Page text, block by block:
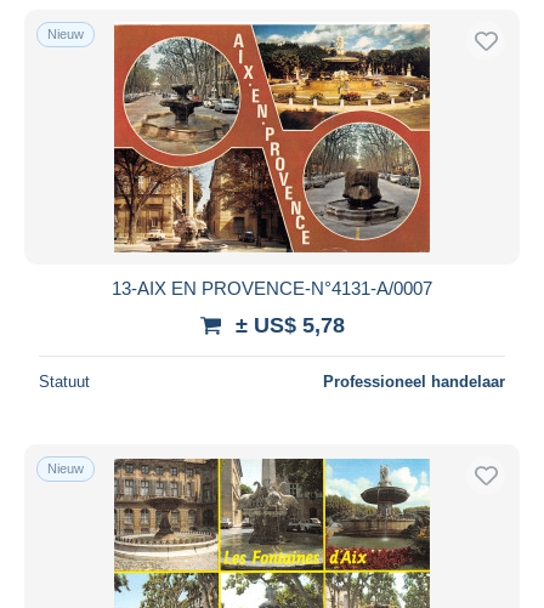
Nieuw
13-AIX EN PROVENCE-N°4131-A/0007
± US$ 5,78
Statuut Professioneel handelaar
Nieuw